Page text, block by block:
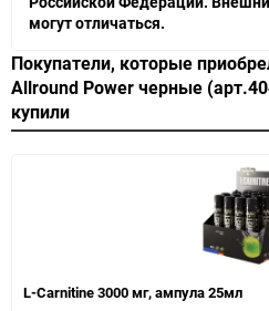
могут отличаться.
Покупатели, которые
Allround Power черные
купили
L-Carnitine 3000 мг, ампула 25мл